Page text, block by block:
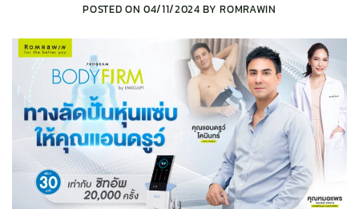
POSTED ON 04/11/2024 BYROMRAWIN